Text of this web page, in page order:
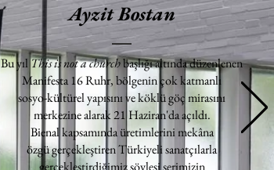
Ayzit Bostan
Bu yılThis is not a churchbaşlığı altında düzenlenen
Manifesta 16 Ruhr, bölgenin çok katmanlı
sosyo-kültürel yapısını ve köklü göç mirasını
merkezine alarak 21 Haziran'da açıldı.
Bienal kapsamında üretimlerini mekâna
özgü gerçekleştiren Türkiyeli sanatçılarla
gerçekleştirdiğimiz söyleşi serimizin